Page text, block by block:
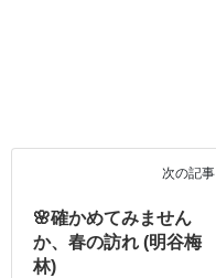
次の記事
🌸確かめてみません
か、春の訪れ (明谷梅
林)